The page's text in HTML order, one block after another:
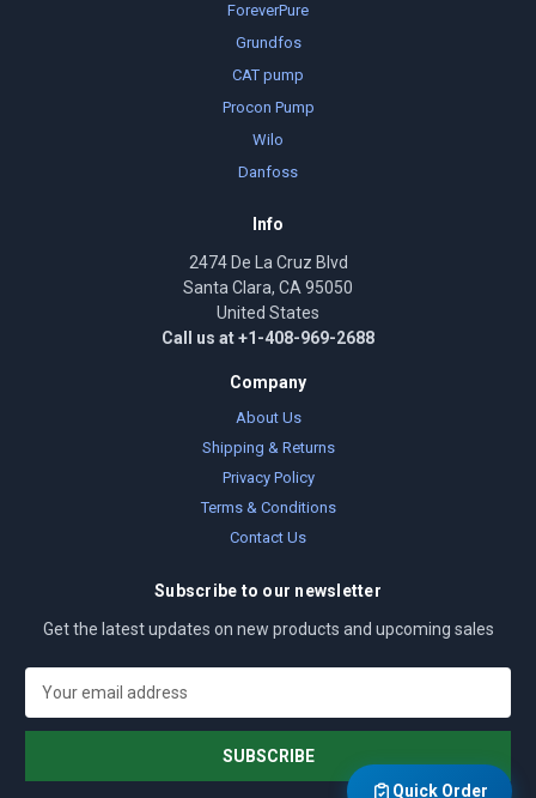
ForeverPure
Grundfos
CAT pump
Procon Pump
Wilo
Danfoss
Info
2474 De La Cruz Blvd
Santa Clara, CA 95050
United States
Call us at +1-408-969-2688
Company
About Us
Shipping & Returns
Privacy Policy
Terms & Conditions
Contact Us
Subscribe to our newsletter
Get the latest updates on new products and upcoming sales
a
l
Quick Order